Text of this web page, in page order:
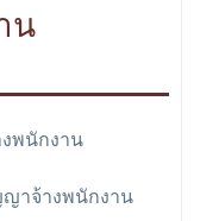
น
พนักงาน
าจ้างพนักงาน